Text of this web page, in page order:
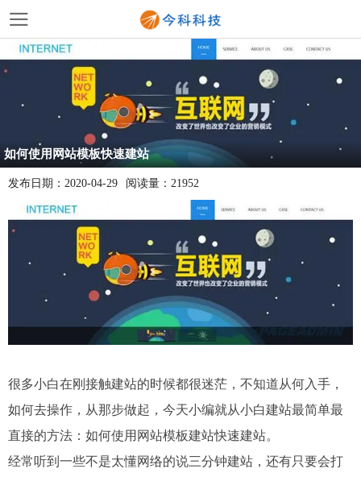
如何使用网站模板快速建站
发布日期： 2020-04-29 阅读量： 21952
很多小白在刚接触建站的时候都很迷茫，不知道从何入手，
如何去操作，从那步做起，今天小编就从小白建站最简单最
直接的方法：如何使用网站模板建站快速建站。
经常听到一些不是太懂网络的说三分钟建站，还有只要会打